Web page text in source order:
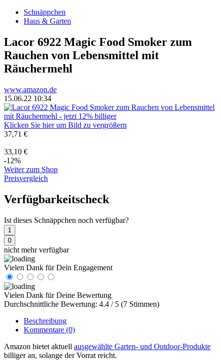
Schnäppchen
Haus & Garten
Lacor 6922 Magic Food Smoker zum
Rauchen von Lebensmittel mit
Räuchermehl
www.amazon.de
15.06.22 10:34
Klicken Sie hier um Bild zu vergrößern
37,71 €
33,10 €
-12%
Weiter zum Shop
Preisvergleich
Verfügbarkeitscheck
Ist dieses Schnäppchen noch verfügbar?
1
0
nicht mehr verfügbar
Vielen Dank für Dein Engagement
Vielen Dank für Deine Bewertung
Durchschnittliche Bewertung: 4.4 / 5 (7 Stimmen)
Beschreibung
Kommentare (0)
Amazon bietet aktuell ausgewählte Garten- und Outdoor-Produkte
billiger an, solange der Vorrat reicht.